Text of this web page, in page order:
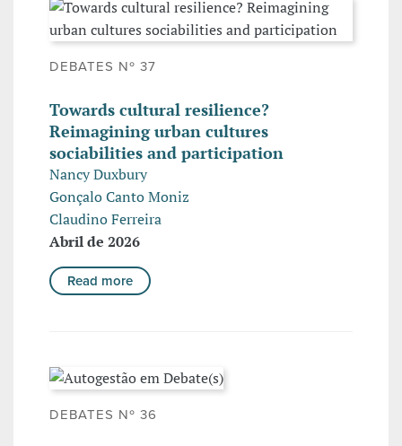
DEBATES Nº 37
Towards cultural resilience?
Reimagining urban cultures
sociabilities and participation
Nancy Duxbury
Gonçalo Canto Moniz
Claudino Ferreira
Abril de 2026
Read more
DEBATES Nº 36